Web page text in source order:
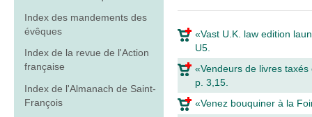
Index des mandements des
évêques
Index de la revue de l'Action
française
Index de l'Almanach de Saint-
François
«Vast U.K. law edition
U5.
«Vendeurs de livres
p. 3,15.
«Venez bouquiner à la